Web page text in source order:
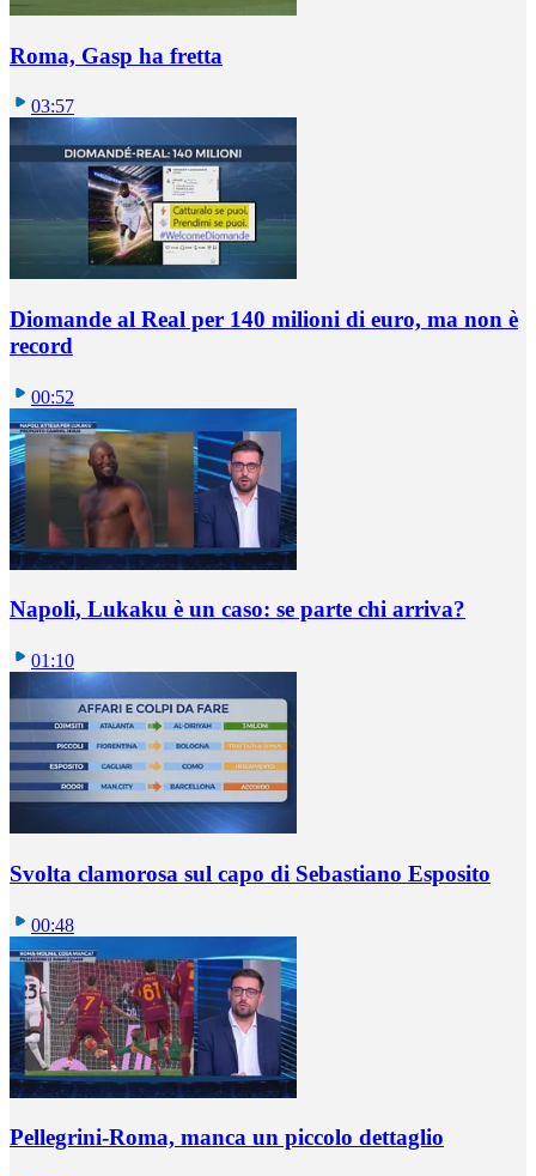
Roma, Gasp ha fretta
03:57
Diomande al Real per 140 milioni di euro, ma non è
record
00:52
Napoli, Lukaku è un caso: se parte chi arriva?
01:10
Svolta clamorosa sul capo di Sebastiano Esposito
00:48
Pellegrini-Roma, manca un piccolo dettaglio